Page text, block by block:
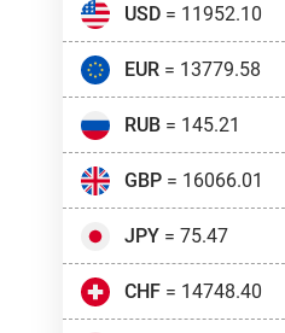
USD= 11952.10
EUR= 13779.58
RUB= 145.21
GBP= 16066.01
JPY= 75.47
CHF= 14748.40